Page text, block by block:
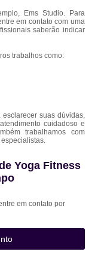
Ems Studio. Para
em contato com uma
saberão indicar
trabalhos como:
suas dúvidas,
cuidadoso e
trabalhamos com
Yoga Fitness
em contato por